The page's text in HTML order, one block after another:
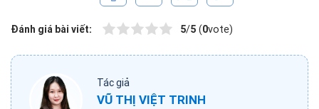
Đánh giá bài viết: 5/5 (0vote)
Tác giả
VŨ THỊ VIỆT TRINH